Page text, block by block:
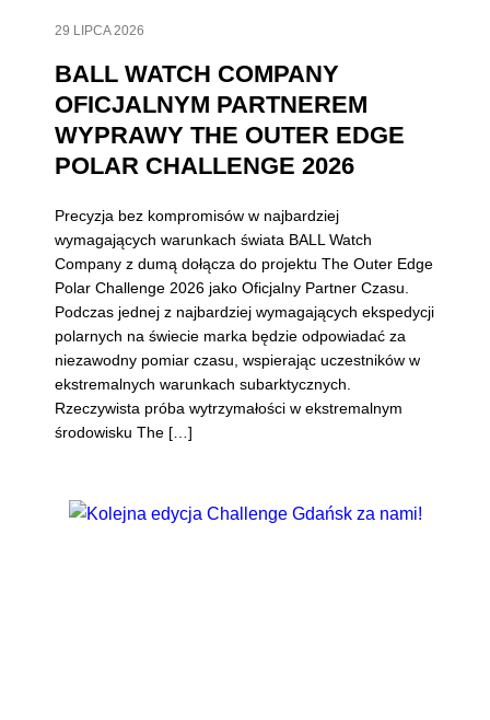
29 LIPCA 2026
BALL WATCH COMPANY
OFICJALNYM PARTNEREM
WYPRAWY THE OUTER EDGE
POLAR CHALLENGE 2026
Precyzja bez kompromisów w najbardziej
wymagających warunkach świata BALL Watch
Company z dumą dołącza do projektu The Outer Edge
Polar Challenge 2026 jako Oficjalny Partner Czasu.
Podczas jednej z najbardziej wymagających ekspedycji
polarnych na świecie marka będzie odpowiadać za
niezawodny pomiar czasu, wspierając uczestników w
ekstremalnych warunkach subarktycznych.
Rzeczywista próba wytrzymałości w ekstremalnym
środowisku The […]